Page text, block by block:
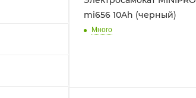
mi656 10Ah (черный)
Много